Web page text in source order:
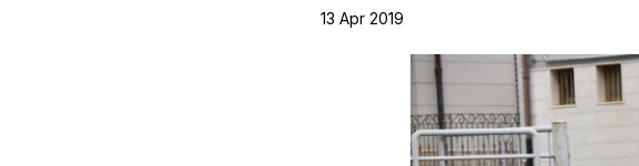
13 Apr 2019